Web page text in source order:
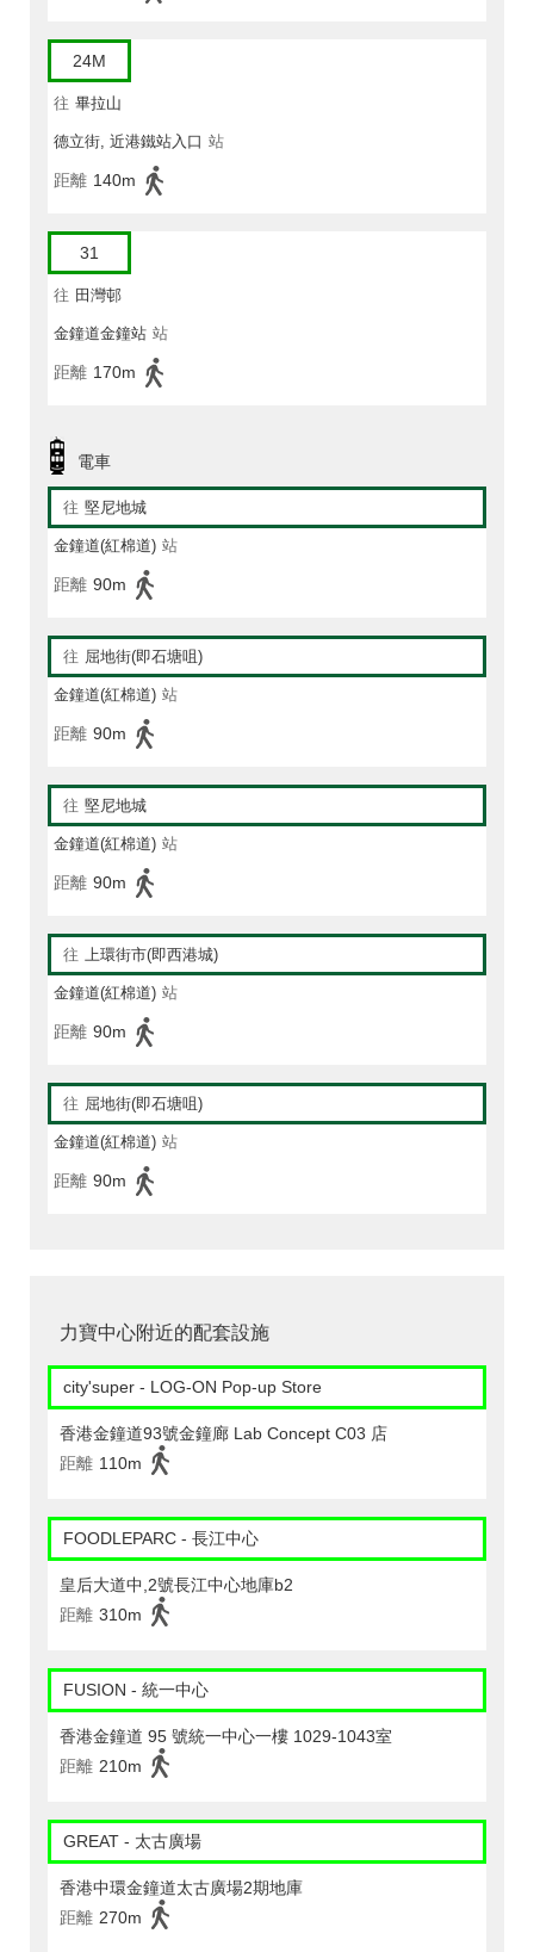
24M
往 畢拉山
德立街, 近港鐵站入口 站
距離 140m
31
往 田灣邨
金鐘道金鐘站 站
距離 170m
電車
往 堅尼地城
金鐘道(紅棉道) 站
距離 90m
往 屈地街(即石塘咀)
金鐘道(紅棉道) 站
距離 90m
往 堅尼地城
金鐘道(紅棉道) 站
距離 90m
往 上環街市(即西港城)
金鐘道(紅棉道) 站
距離 90m
往 屈地街(即石塘咀)
金鐘道(紅棉道) 站
距離 90m
力寶中心附近的配套設施
city'super - LOG-ON Pop-up Store
香港金鐘道93號金鐘廊 Lab Concept C03 店
距離 110m
FOODLEPARC - 長江中心
皇后大道中,2號長江中心地庫b2
距離 310m
FUSION - 統一中心
香港金鐘道 95 號統一中心一樓 1029-1043室
距離 210m
GREAT - 太古廣場
香港中環金鐘道太古廣場2期地庫
距離 270m